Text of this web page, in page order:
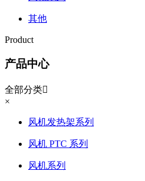
其他
Product
产品中心
全部分类
×
风机发热架系列
风机 PTC 系列
风机系列